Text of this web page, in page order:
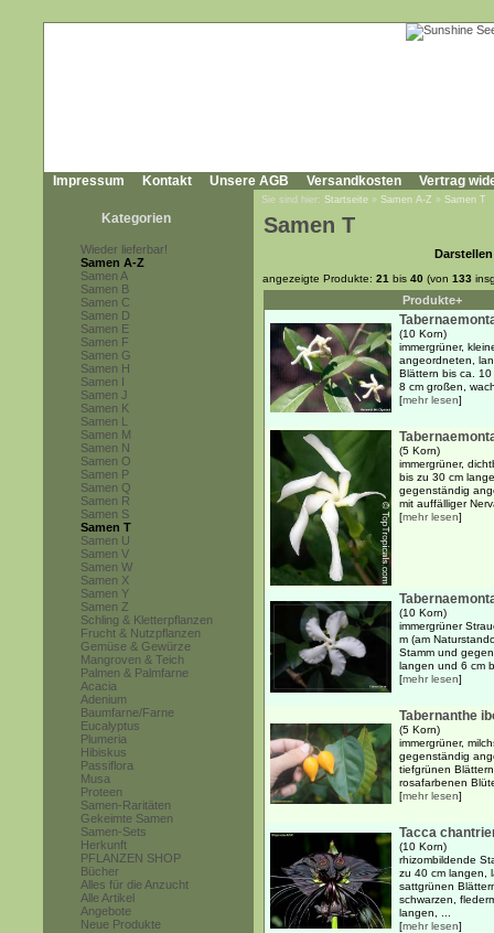
Impressum Kontakt Unsere AGB Versandkosten Vertrag
Kategorien
Wieder lieferbar!
Samen A-Z
Samen A
Samen B
Samen C
Samen D
Samen E
Samen F
Samen G
Samen H
Samen I
Samen J
Samen K
Samen L
Samen M
Samen N
Samen O
Samen P
Samen Q
Samen R
Samen S
Samen T
Samen U
Samen V
Samen W
Samen X
Samen Y
Samen Z
Schling & Kletterpflanzen
Frucht & Nutzpflanzen
Gemüse & Gewürze
Mangroven & Teich
Palmen & Palmfarne
Acacia
Adenium
Baumfarne/Farne
Eucalyptus
Plumeria
Hibiskus
Passiflora
Musa
Proteen
Samen-Raritäten
Gekeimte Samen
Samen-Sets
Herkunft
PFLANZEN SHOP
Bücher
Alles für die Anzucht
Alle Artikel
Angebote
Neue Produkte
Sie sind hier: Startseite » Samen A-Z » Samen T
Samen T
angezeigte Produkte: 21 bis 40 (von 133
Produkte+
(10 Korn)
immergrüner,
angeordneten,
Blättern bis ca.
8 cm großen,
[mehr lesen]
(5 Korn)
immergrüner,
bis zu 30 cm
gegenständig
mit auffälliger
[mehr lesen]
(10 Korn)
immergrüner
m (am
Stamm und
langen und 6 cm
[mehr lesen]
Tabernanthe
(5 Korn)
immergrüner,
gegenständig
tiefgrünen
rosafarbenen
[mehr lesen]
Tacca
(10 Korn)
rhizombildende
zu 40 cm langen,
sattgrünen
schwarzen,
langen, ...
[mehr lesen]